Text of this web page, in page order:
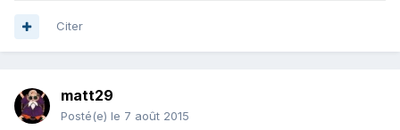
Citer
matt29
Posté(e) le 7 août 2015